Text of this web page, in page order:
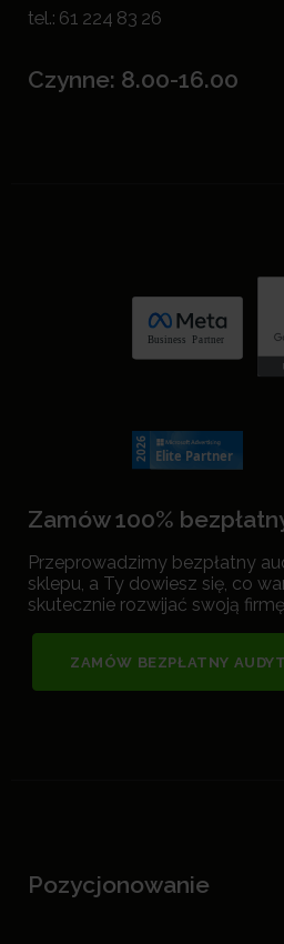
tel.: 61 224 83 26
Czynne: 8.00-16.00
Zamów 100%
Przeprowadzimy bezpłatny
sklepu, a Ty dowiesz się, co
skutecznie rozwijać swoją
ZAMÓW BEZPŁATNY AUDYT
Pozycjonowanie